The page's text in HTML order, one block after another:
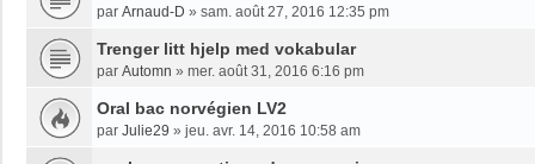
par Arnaud-D » sam. août 27, 2016 12:35 pm
Trenger litt hjelp med vokabular
par Automn » mer. août 31, 2016 6:16 pm
Oral bac norvégien LV2
par Julie29 » jeu. avr. 14, 2016 10:58 am